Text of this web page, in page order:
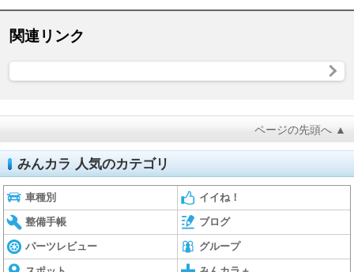
関連リンク
ページの先頭へ ▲
みんカラ 人気のカテゴリ
車種別 イイね！
整備手帳 ブログ
パーツレビュー グループ